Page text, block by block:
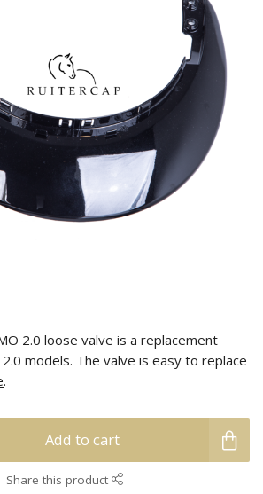
2.0 loose valve is a replacement
models. The valve is easy to replace
.
Add to cart
Share this product